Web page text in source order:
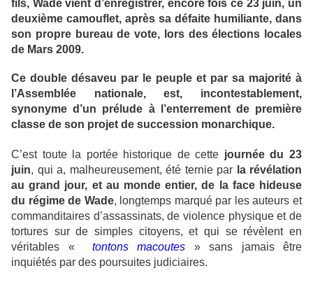
fils, Wade vient d’enregistrer, encore fois ce 23 juin, un
deuxième camouflet, après sa défaite humiliante, dans
son propre bureau de vote, lors des élections locales
de Mars 2009.
Ce double désaveu par le peuple et par sa majorité à
l’Assemblée nationale, est, incontestablement,
synonyme d’un prélude à l’enterrement de première
classe de son projet de succession monarchique.
C’est toute la portée historique de cette journée du 23
juin, qui a, malheureusement, été ternie par la révélation
au grand jour, et au monde entier, de la face hideuse
du régime de Wade, longtemps marqué par les auteurs et
commanditaires d’assassinats, de violence physique et de
tortures sur de simples citoyens, et qui se révèlent en
véritables « tontons macoutes » sans jamais être
inquiétés par des poursuites judiciaires.